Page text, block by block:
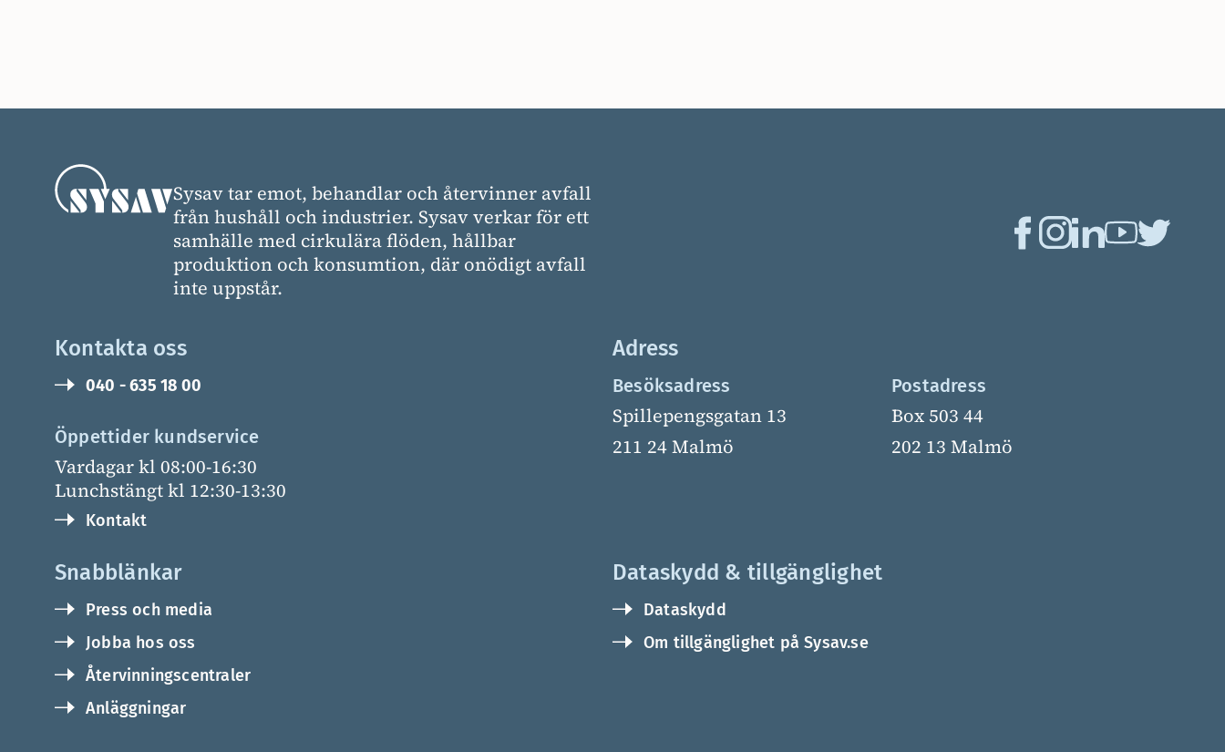
Sysav tar emot, behandlar och återvinner avfall
från hushåll och industrier. Sysav verkar för ett
samhälle med cirkulära flöden, hållbar
produktion och konsumtion, där onödigt avfall
inte uppstår.
Kontakta oss
040 - 635 18 00
Öppettider kundservice
Vardagar kl 08:00-16:30
Lunchstängt kl 12:30-13:30
Kontakt
Adress
Besöksadress
Spillepengsgatan 13
211 24 Malmö
Postadress
Box 503 44
202 13 Malmö
Snabblänkar
Press och media
Jobba hos oss
Återvinningscentraler
Anläggningar
Dataskydd & tillgänglighet
Dataskydd
Om tillgänglighet på Sysav.se